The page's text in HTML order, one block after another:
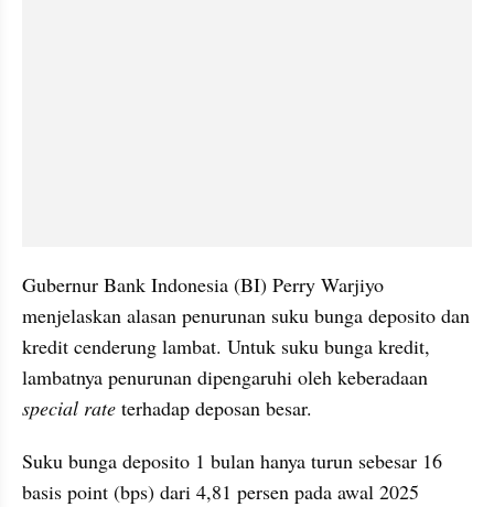
Gubernur Bank Indonesia (BI) Perry Warjiyo
menjelaskan alasan penurunan suku bunga deposito dan
kredit cenderung lambat. Untuk suku bunga kredit,
special rate terhadap deposan besar.
Suku bunga deposito 1 bulan hanya turun sebesar 16
basis point (bps) dari 4,81 persen pada awal 2025